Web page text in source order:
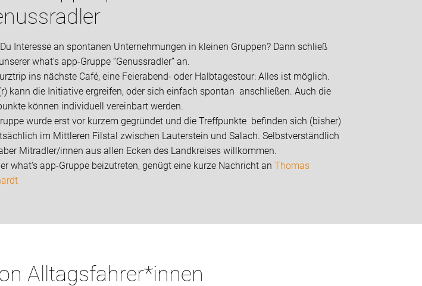
Interesse an spontanen Unternehmungen in kleinen Gruppen? Dann schließ
what's app-Gruppe “Genussradler” an.
ins nächste Café, eine Feierabend- oder Halbtagestour: Alles ist möglich.
kann die Initiative ergreifen, oder sich einfach spontan anschließen. Auch die
können individuell vereinbart werden.
wurde erst vor kurzem gegründet und die Treffpunkte befinden sich (bisher)
im Mittleren Filstal zwischen Lauterstein und Salach. Selbstverständlich
Mitradler/innen aus allen Ecken des Landkreises willkommen.
what's app-Gruppe beizutreten, genügt eine kurze Nachricht anThomas
Alltagsfahrer*innen